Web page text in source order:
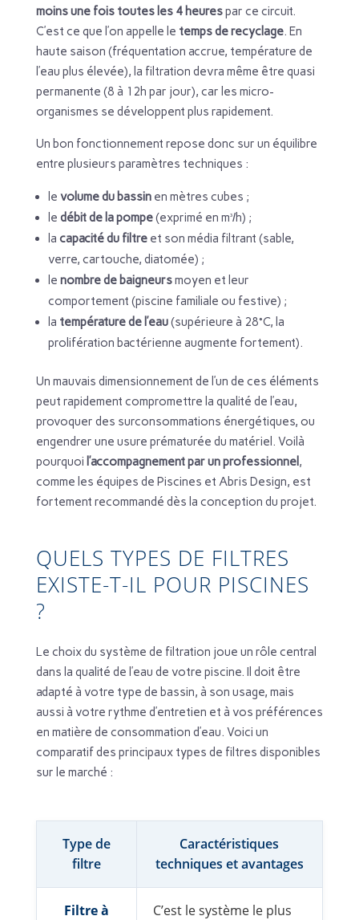
moins une fois toutes les 4 heurespar ce circuit.
C’est ce que l’on appelle le temps de recyclage. En
haute saison (fréquentation accrue, température de
l’eau plus élevée), la filtration devra même être quasi
permanente (8 à 12h par jour), car les micro-
organismes se développent plus rapidement.
Un bon fonctionnement repose donc sur un équilibre
entre plusieurs paramètres techniques :
le volume du bassinen mètres cubes ;
le débit de la pompe(exprimé en m³/h) ;
la capacité du filtreet son média filtrant (sable,
verre, cartouche, diatomée) ;
le nombre de baigneursmoyen et leur
comportement (piscine familiale ou festive) ;
la température de l’eau(supérieure à 28°C, la
prolifération bactérienne augmente fortement).
Un mauvais dimensionnement de l’un de ces éléments
peut rapidement compromettre la qualité de l’eau,
provoquer des surconsommations énergétiques, ou
engendrer une usure prématurée du matériel. Voilà
pourquoi l’accompagnement par un professionnel ,
comme les équipes de Piscines et Abris Design, est
fortement recommandé dès la conception du projet.
QUELS TYPES DE FILTRES
EXISTE-T-IL POUR PISCINES
?
Le choix du système de filtration joue un rôle central
dans la qualité de l’eau de votre piscine. Il doit être
adapté à votre type de bassin, à son usage, mais
aussi à votre rythme d’entretien et à vos préférences
en matière de consommation d’eau. Voici un
comparatif des principaux types de filtres disponibles
sur le marché :
Type de
filtre
Caractéristiques
techniques et avantages
Filtre à C’est le système le plus